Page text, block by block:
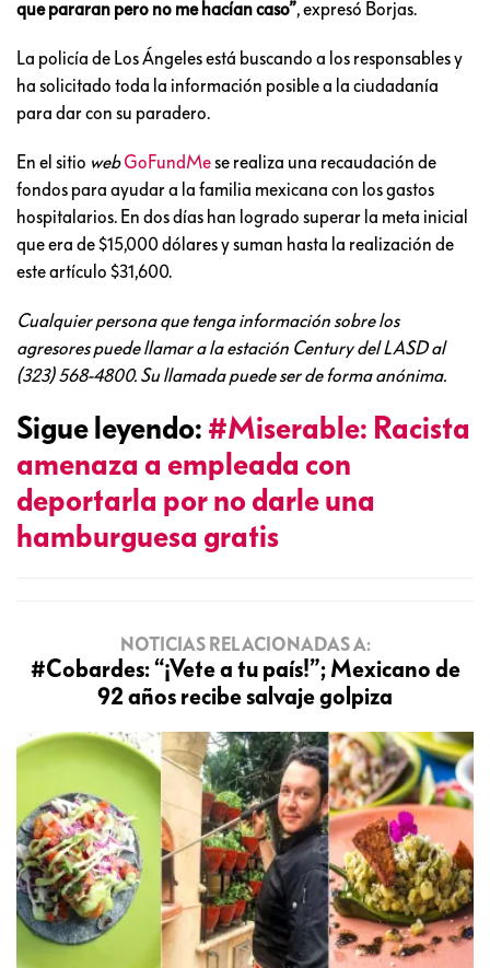
que pararan pero no me hacían caso”, expresó Borjas.
La policía de Los Ángeles está buscando a los responsables y
ha solicitado toda la información posible a la ciudadanía
para dar con su paradero.
En el sitio web GoFundMese realiza una recaudación de
fondos para ayudar a la familia mexicana con los gastos
hospitalarios. En dos días han logrado superar la meta inicial
que era de $15,000 dólares y suman hasta la realización de
este artículo $31,600.
Cualquier persona que tenga información sobre los
agresores puede llamar a la estación Century del LASD al
(323) 568-4800. Su llamada puede ser de forma anónima.
Sigue leyendo: #Miserable: Racista
amenaza a empleada con
deportarla por no darle una
hamburguesa gratis
NOTICIAS RELACIONADAS A:
#Cobardes: “¡Vete a tu país!”; Mexicano de
92 años recibe salvaje golpiza